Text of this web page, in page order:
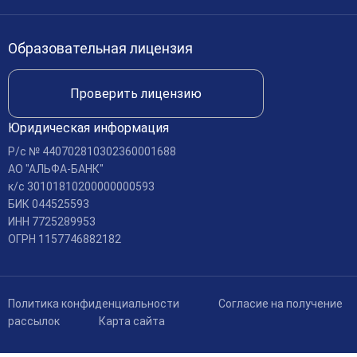
Международное сотрудничество
Доступная среда
Доставка и оплата
Образовательная лицензия
Проверить лицензию
Юридическая информация
Р/c № 440702810302360001688
АО "АЛЬФА-БАНК"
к/c 30101810200000000593
БИК 044525593
ИНН 7725289953
ОГРН 1157746882182
Политика конфиденциальности
Согласие на получение
рассылок
Карта сайта